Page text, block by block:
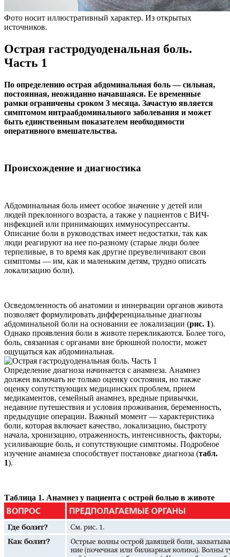
Фото носит иллюстративный характер. Из открытых
источников.
Острая гастродуоденальная боль.
Часть 1
По определению острая абдоминальная боль — сильная,
постоянная, неожиданно начавшаяся. Ее временные
рамки ограничены сроком 3 месяца. Зачастую является
симптомом интраабдоминального заболевания и может
быть единственным показателем необходимости
оперативного вмешательства.
Происхождение и диагностика
Абдоминальная боль имеет особое значение у детей или
людей преклонного возраста, а также у пациентов с ВИЧ-
инфекцией или принимающих иммуносупрессанты.
Описание боли в руководствах имеет недостатки, так как
люди реагируют на нее по-разному (старые люди более
терпеливые, в то время как другие преувеличивают свои
симптомы — им, как и маленьким детям, трудно описать
локализацию боли).
Осведомленность об анатомии и иннервации органов живота
позволяет формулировать дифференциальные диагнозы
абдоминальной боли на основании ее локализации (рис. 1).
Однако проявления боли в животе перекликаются. Более того,
боль, связанная с органами вне брюшной полости, может
ощущаться как абдоминальная.
Определение диагноза начинается с анамнеза. Анамнез
должен включать не только оценку состояния, но также
оценку сопутствующих медицинских проблем, прием
медикаментов, семейный анамнез, вредные привычки,
недавние путешествия и условия проживания, беременность,
предыдущие операции. Важный момент — характеристика
боли, которая включает качество, локализацию, быстроту
начала, хронизацию, отраженность, интенсивность, факторы,
усиливающие боль, и сопутствующие симптомы. Подробное
изучение анамнеза способствует постановке диагноза (табл.
1).
Таблица 1. Анамнез у пациента с острой болью в животе